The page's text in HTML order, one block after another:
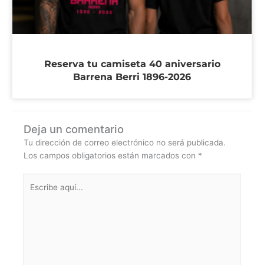
Reserva tu camiseta 40 aniversario
Barrena Berri 1896-2026
Deja un comentario
Tu dirección de correo electrónico no será publicada.
Los campos obligatorios están marcados con *
aquí...